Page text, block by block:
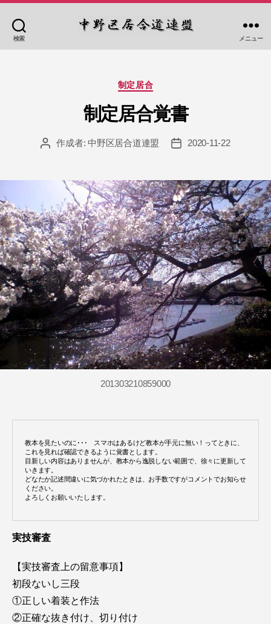
検索
居
道
盟
メニュー
カ
テ
ゴ
リ
制定居合
制定居合覚書
投
作成者:中野区居合道連盟
投
2020-11-22
201303210859000
教本を見たいのに･･･　スマホはあるけど教本が手元に無い！ってときに、
これを見れば確認できるように覚書とします。
目新しい内容はありませんが、教本から逸脱しない範囲で、徐々に更新して
いきます。
どなたか記述間違いに気づかれたときは、お手数ですがコメントでお知らせ
ください。
よろしくお願いいたします。
実技審査
【実技審査上の留意事項】
初段ないし三段
①正しい着装と作法
②正確な抜き付け、切り付け